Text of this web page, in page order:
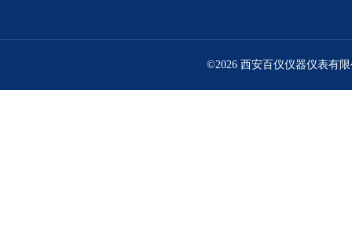
©2026 西安百仪仪器仪表有